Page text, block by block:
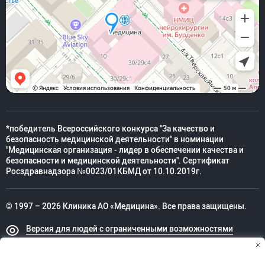
*победитель Всероссийского конкурса "За качество и
безопасность медицинской деятельности" в номинации
"Медицинская организация - лидер в обеспечении качества и
безопасности и медицинской деятельности". Сертификат
Росздравнадзора №0023/01КБМД от 10.10.2019г.
© 1997 – 2026 Клиника АО «Медицина». Все права защищены.
Версия для людей с ограниченными возможностями